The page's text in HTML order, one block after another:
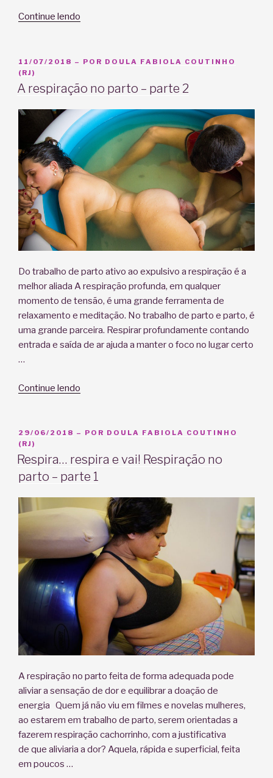
Continue lendo
aliviar
dor
parto”
PUBLICADO
EM
11/07/2018 – POR DOULA FABIOLA COUTINHO
(RJ)
A respiração no parto – parte 2
Do trabalho de parto ativo ao expulsivo a respiração é a
melhor aliada A respiração profunda, em qualquer
momento de tensão, é uma grande ferramenta de
relaxamento e meditação. No trabalho de parto e parto, é
uma grande parceira. Respirar profundamente contando
entrada e saída de ar ajuda a manter o foco no lugar certo
…
Continue lendo
parto
parte
2”
PUBLICADO
EM
29/06/2018 – POR DOULA FABIOLA COUTINHO
(RJ)
Respira… respira e vai! Respiração no
parto – parte 1
A respiração no parto feita de forma adequada pode
aliviar a sensação de dor e equilibrar a doação de
energia Quem já não viu em filmes e novelas mulheres,
ao estarem em trabalho de parto, serem orientadas a
fazerem respiração cachorrinho, com a justificativa
de que aliviaria a dor? Aquela, rápida e superficial, feita
em poucos …